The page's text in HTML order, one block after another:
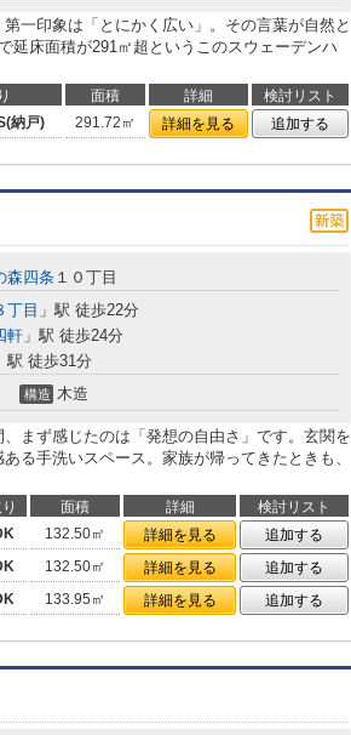
一印象は「とにかく広い」。その言葉が自然と
延床面積が291㎡超というこのスウェーデンハ
面積 詳細
検討リスト
納戸) 291.72㎡ 詳細を見る 追加する
森四条 １０丁目
丁目 」駅 徒歩22分
軒 」駅 徒歩24分
駅 徒歩31分
構造 木造
まず感じたのは「発想の自由さ」です。玄関を
る手洗いスペース。家族が帰ってきたときも、
面積 詳細
検討リスト
132.50㎡ 詳細を見る
追加する
132.50㎡ 詳細を見る
追加する
133.95㎡ 詳細を見る 追加する